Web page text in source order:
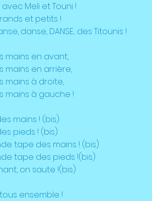
Meli et Touni !
et petits !
danse, DANSE... des Titounis !
mains en avant,
mains en arrière,
mains à droite,
mains à gauche !
mains ! (bis)
pieds ! (bis)
tape des mains ! (bis)
tape des pieds !(bis)
on saute !(bis)
ensemble !